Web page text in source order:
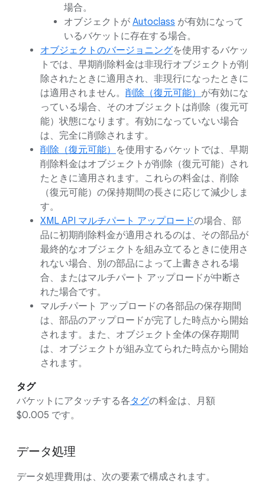
場合。
オブジェクトが Autoclass が有効になって
いるバケットに存在する場合。
オブジェクトのバージョニングを使用するバケッ
トでは、早期削除料金は非現行オブジェクトが削
除されたときに適用され、非現行になったときに
は適用されません。 削除（復元可能） が有効にな
っている場合、そのオブジェクトは削除（復元可
能）状態になります。有効になっていない場合
は、完全に削除されます。
削除（復元可能） を使用するバケットでは、早期
削除料金はオブジェクトが削除（復元可能）され
たときに適用されます。これらの料金は、削除
（復元可能）の保持期間の長さに応じて減少しま
す。
XML API マルチパート アップロードの場合、部
品に初期削除料金が適用されるのは、その部品が
最終的なオブジェクトを組み立てるときに使用さ
れない場合、別の部品によって上書きされる場
合、またはマルチパート アップロードが中断さ
れた場合です。
マルチパート アップロードの各部品の保存期間
は、部品のアップロードが完了した時点から開始
されます。また、オブジェクト全体の保存期間
は、オブジェクトが組み立てられた時点から開始
されます。
タグ
バケットにアタッチする各タグの料金は、月額
$0.005 です。
データ処理
データ処理費用は、次の要素で構成されます。